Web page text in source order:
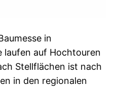
in
laufen auf Hochtouren
Stellflächen ist nach
in den regionalen